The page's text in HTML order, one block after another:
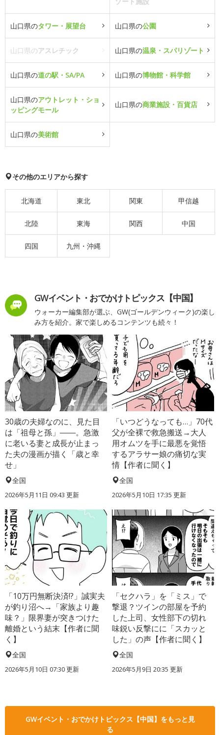
山口県のタワー・展望台 山口県の公園
山口県のアスレチック 山口県の温泉・スパリゾート
山口県の道の駅・SA/PA 山口県の博物館・科学館
山口県のアウトレット・ショ
ッピングモール
山口県の商業施設・百貨店
山口県の美術館
その他のエリアから探す
北海道 東北 関東 甲信越
北陸 東海 関西 中国
四国 九州・沖縄
GWイベント・おでかけトピックス【中国】
ウォーカー編集部が選ぶ、GW(ゴールデンウィーク)の楽し
み方を紹介。家で楽しめるコンテンツも続々！
30歳の夫婦なのに、見た目
は「祖母と孫」――。急激
に老いる妻と成長が止まっ
た夫の漫画が描く「歳と幸
せ」
全国
2026年5月11日 09:43 更新
「いつどうなっても…」70代
父が全裸で救急搬送→大人
用オムツを手に最悪を覚悟
するアラサー娘の痛切な実
情【作者に聞く】
全国
2026年5月10日 17:35 更新
「10万円無断決済!?」誠実夫
が釣り沼へ→「家族より趣
味？」限界妻が突きつけた
離婚という結末【作者に聞
く】
全国
2026年5月10日 07:30 更新
「セクハラ」を「ミス」で
撃退？ツインの部屋を予約
した上司、女性部下の切れ
味鋭い反撃にに「スカッと
した」の声【作者に聞く】
全国
2026年5月9日 20:35 更新
GWイベント・おでかけトピックス【中国】をもっと見
る